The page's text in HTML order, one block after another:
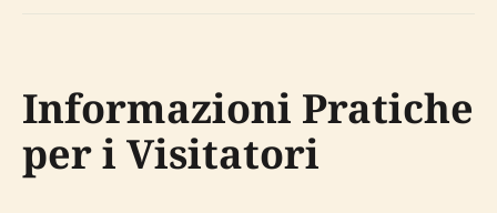
Informazioni Pratiche
per i Visitatori